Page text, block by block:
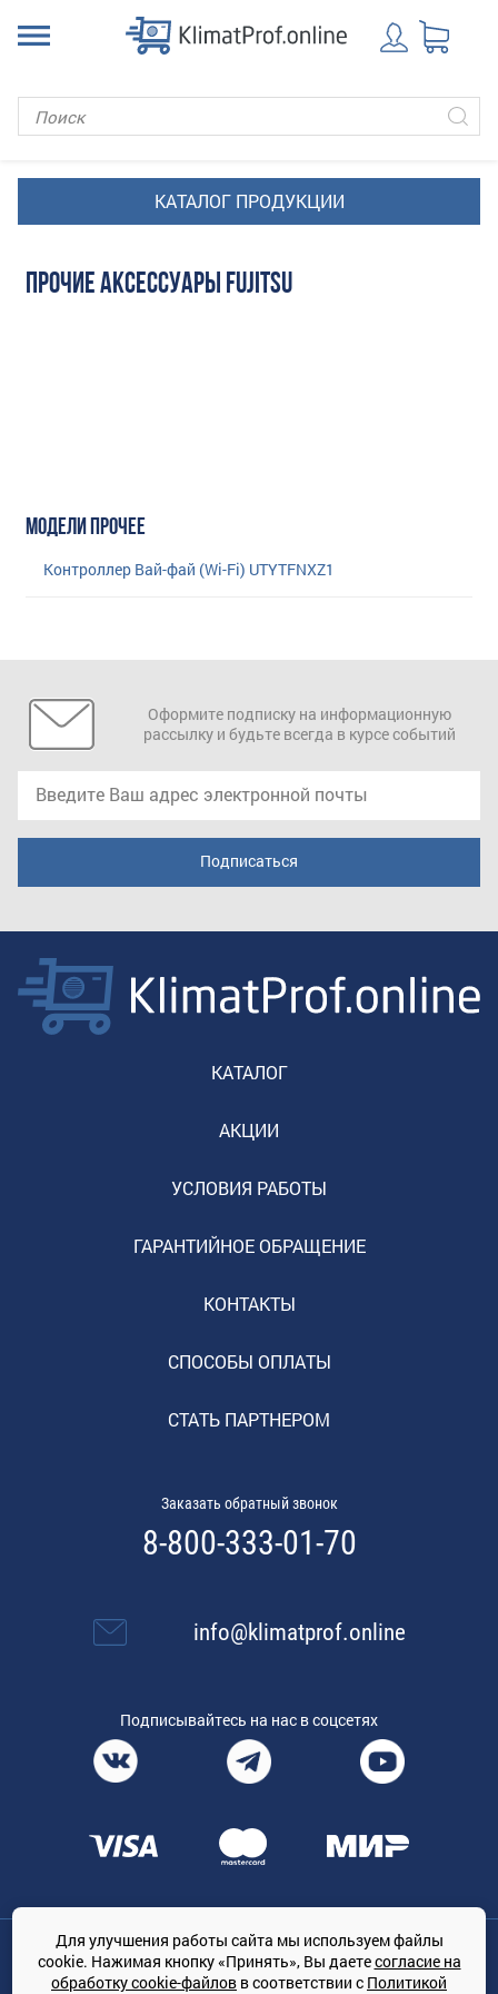
ПРОЧИЕ АКСЕССУАРЫ FUJITSU
МОДЕЛИ ПРОЧЕЕ
Контроллер Вай-фай (Wi-Fi) UTYTFNXZ1
Оформите подписку на информационную
рассылку и будьте всегда в курсе событий
КАТАЛОГ
АКЦИИ
УСЛОВИЯ РАБОТЫ
ГАРАНТИЙНОЕ ОБРАЩЕНИЕ
КОНТАКТЫ
СПОСОБЫ ОПЛАТЫ
СТАТЬ ПАРТНЕРОМ
Заказать обратный звонок
8-800-333-01-70
info@klimatprof.online
Подписывайтесь на нас в соцсетях
Общество с ограниченной ответственностью «ТРЕЙДКОН», ОГРН:
1167847364079, 197022, г. Санкт-Петербург, проспект Медиков, 7
Для улучшения работы сайта мы используем файлы
cookie. Нажимая кнопку «Принять», Вы даетесогласие на
обработку cookie-файлов в соответствии с Политикой